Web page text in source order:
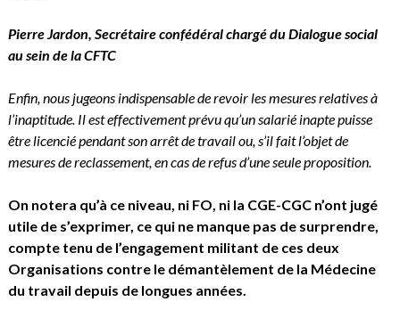
Pierre Jardon, Secrétaire confédéral chargé du Dialogue social
au sein de la CFTC
Enfin, nous jugeons indispensable de revoir les mesures relatives à
l’inaptitude. Il est effectivement prévu qu’un salarié inapte puisse
être licencié pendant son arrêt de travail ou, s’il fait l’objet de
mesures de reclassement, en cas de refus d’une seule proposition.
On notera qu’à ce niveau, ni FO, ni la CGE-CGC n’ont jugé
utile de s’exprimer, ce qui ne manque pas de surprendre,
compte tenu de l’engagement militant de ces deux
Organisations contre le démantèlement de la Médecine
du travail depuis de longues années.